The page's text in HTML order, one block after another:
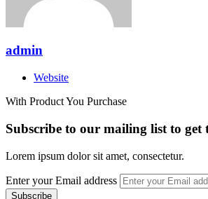
admin
Website
With Product You Purchase
Subscribe to our mailing list to get
Lorem ipsum dolor sit amet, consectetur.
Enter your Email address